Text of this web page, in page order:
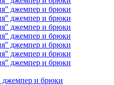
и брюки